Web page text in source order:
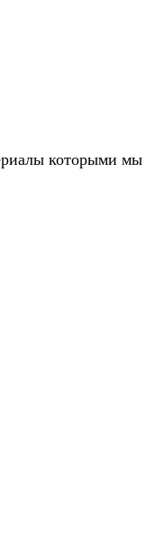
которыми мы